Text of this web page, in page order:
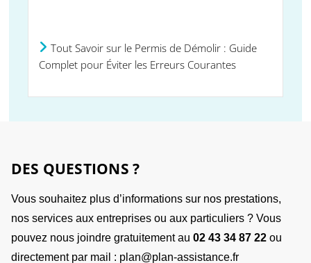
Tout Savoir sur le Permis de Démolir : Guide
Complet pour Éviter les Erreurs Courantes
DES QUESTIONS ?
Vous souhaitez plus d’informations sur nos prestations,
nos services aux entreprises ou aux particuliers ? Vous
pouvez nous joindre gratuitement au 02 43 34 87 22 ou
directement par mail : plan@plan-assistance.fr